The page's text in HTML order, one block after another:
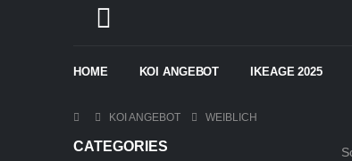
HOME KOI ANGEBOT IKEAGE 2025
KOI ANGEBOT WEIBLICH
CATEGORIES